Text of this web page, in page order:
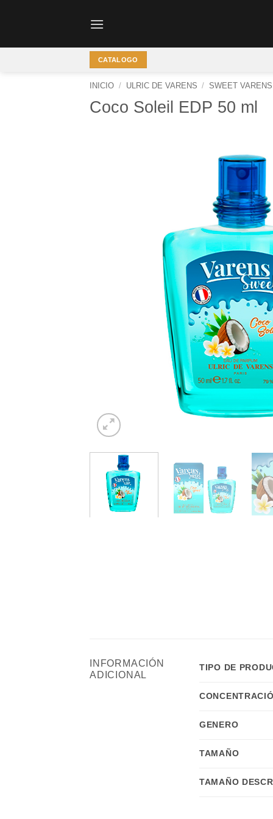
CATALOGO
INICIO / ULRIC DE VARENS / SWEET VARENS
Coco Soleil EDP 50 ml
INFORMACIÓN
ADICIONAL
TIPO DE
GENERO
TAMAÑO
TAMAÑO